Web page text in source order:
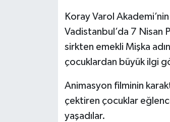
Koray Varol
Vadistanbul’da 7 Nisan
sirkten emekli Mişka
çocuklardan büyük ilgi
Animasyon filminin
çektiren çocuklar
yaşadılar.